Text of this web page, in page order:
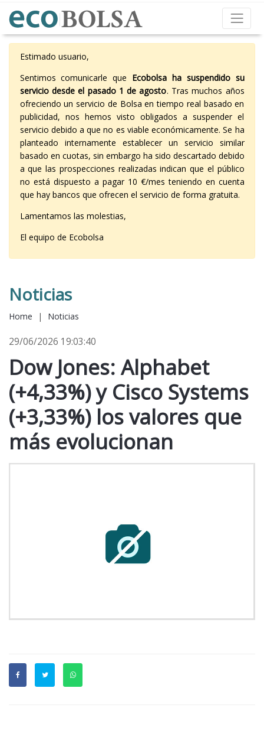
Estimado usuario,
Sentimos comunicarle que Ecobolsa ha suspendido su
servicio desde el pasado 1 de agosto. Tras muchos años
ofreciendo un servicio de Bolsa en tiempo real basado en
publicidad, nos hemos visto obligados a suspender el
servicio debido a que no es viable económicamente. Se ha
planteado internamente establecer un servicio similar
basado en cuotas, sin embargo ha sido descartado debido
a que las prospecciones realizadas indican que el público
no está dispuesto a pagar 10 €/mes teniendo en cuenta
que hay bancos que ofrecen el servicio de forma gratuita.
Lamentamos las molestias,
El equipo de Ecobolsa
Noticias
Home | Noticias
29/06/2026 19:03:40
Dow Jones: Alphabet
(+4,33%) y Cisco Systems
(+3,33%) los valores que
más evolucionan